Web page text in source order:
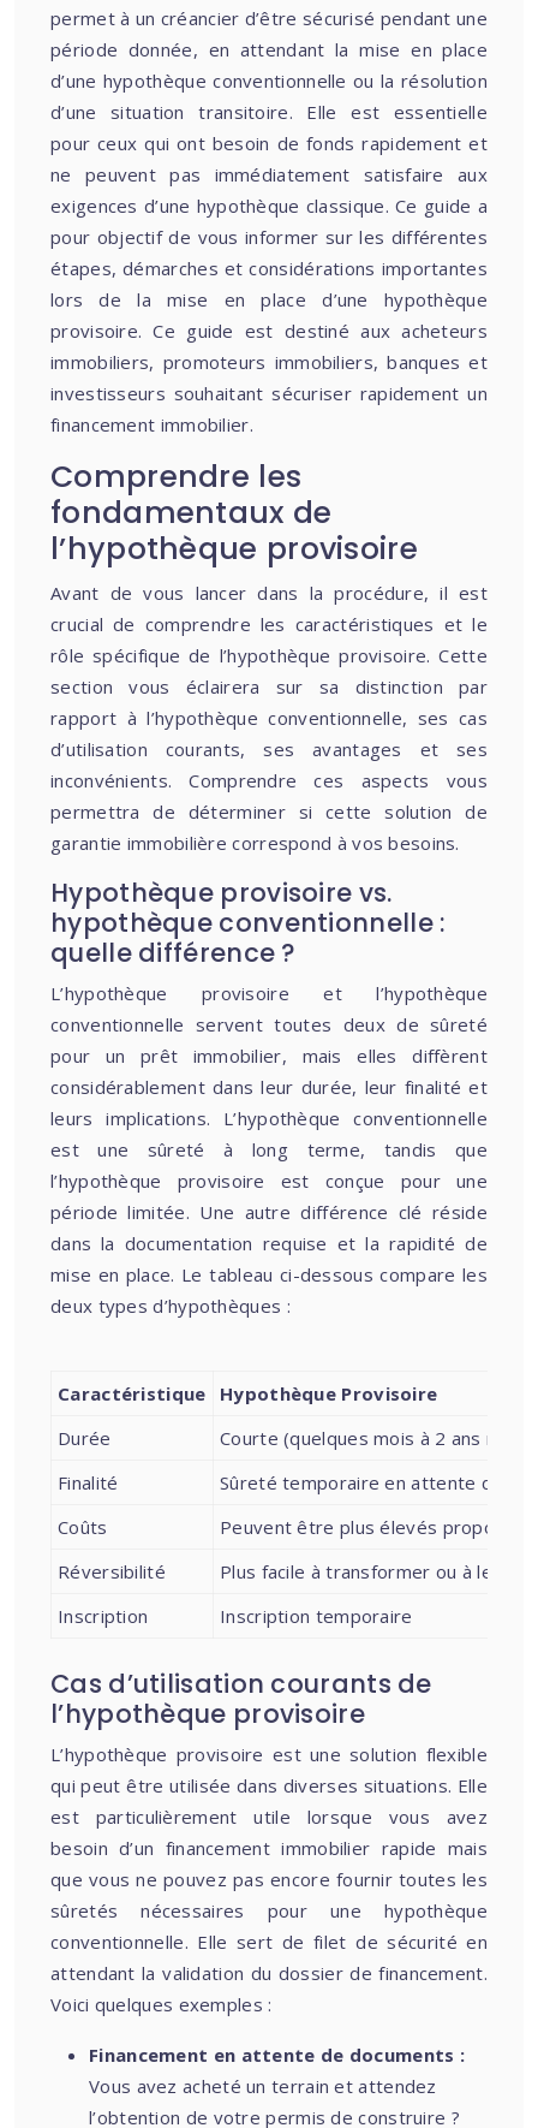
permet à un créancier d’être sécurisé pendant une
période donnée, en attendant la mise en place
d’une hypothèque conventionnelle ou la résolution
d’une situation transitoire. Elle est essentielle
pour ceux qui ont besoin de fonds rapidement et
ne peuvent pas immédiatement satisfaire aux
exigences d’une hypothèque classique. Ce guide a
pour objectif de vous informer sur les différentes
étapes, démarches et considérations importantes
lors de la mise en place d’une hypothèque
provisoire. Ce guide est destiné aux acheteurs
immobiliers, promoteurs immobiliers, banques et
investisseurs souhaitant sécuriser rapidement un
financement immobilier.
Comprendre les
fondamentaux de
l’hypothèque provisoire
Avant de vous lancer dans la procédure, il est
crucial de comprendre les caractéristiques et le
rôle spécifique de l’hypothèque provisoire. Cette
section vous éclairera sur sa distinction par
rapport à l’hypothèque conventionnelle, ses cas
d’utilisation courants, ses avantages et ses
inconvénients. Comprendre ces aspects vous
permettra de déterminer si cette solution de
garantie immobilière correspond à vos besoins.
Hypothèque provisoire vs.
hypothèque conventionnelle :
quelle différence ?
L’hypothèque provisoire et l’hypothèque
conventionnelle servent toutes deux de sûreté
pour un prêt immobilier, mais elles diffèrent
considérablement dans leur durée, leur finalité et
leurs implications. L’hypothèque conventionnelle
est une sûreté à long terme, tandis que
l’hypothèque provisoire est conçue pour une
période limitée. Une autre différence clé réside
dans la documentation requise et la rapidité de
mise en place. Le tableau ci-dessous compare les
deux types d’hypothèques :
Caractéristique
Hypothèque Provisoire
Durée
Courte (quelques mois à 2 ans
Finalité
Sûreté temporaire en attente de
Coûts
Peuvent être plus élevés
Réversibilité
Plus facile à transformer ou à lever
Inscription
Inscription temporaire
Cas d’utilisation courants de
l’hypothèque provisoire
L’hypothèque provisoire est une solution flexible
qui peut être utilisée dans diverses situations. Elle
est particulièrement utile lorsque vous avez
besoin d’un financement immobilier rapide mais
que vous ne pouvez pas encore fournir toutes les
sûretés nécessaires pour une hypothèque
conventionnelle. Elle sert de filet de sécurité en
attendant la validation du dossier de financement.
Voici quelques exemples :
Financement en attente de documents :
Vous avez acheté un terrain et attendez
l’obtention de votre permis de construire ?